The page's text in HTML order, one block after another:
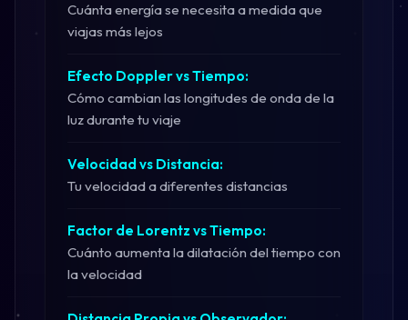
Cuánta energía se necesita a medida que
viajas más lejos
Efecto Doppler vs Tiempo:
Cómo cambian las longitudes de onda de la
luz durante tu viaje
Velocidad vs Distancia:
Tu velocidad a diferentes distancias
Factor de Lorentz vs Tiempo:
Cuánto aumenta la dilatación del tiempo con
la velocidad